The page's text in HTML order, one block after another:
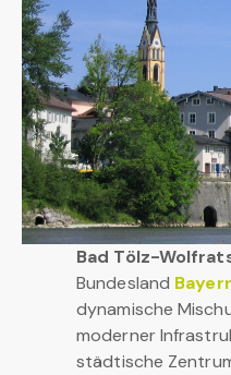
Bad Tölz-
Bundesland
dynamische
moderner
städtische